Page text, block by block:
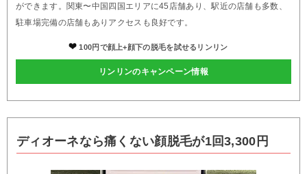
ができます。関東〜中国四国エリアに45店舗あり、駅近の店舗も多数、
駐車場完備の店舗もありアクセスも良好です。
100円で顔上+顔下の脱毛を試せるリンリン
リンリンのキャンペーン情報
ディオーネなら痛くない顔脱毛が1回3,300円